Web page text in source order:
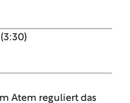
(3:30)
Atem reguliert das